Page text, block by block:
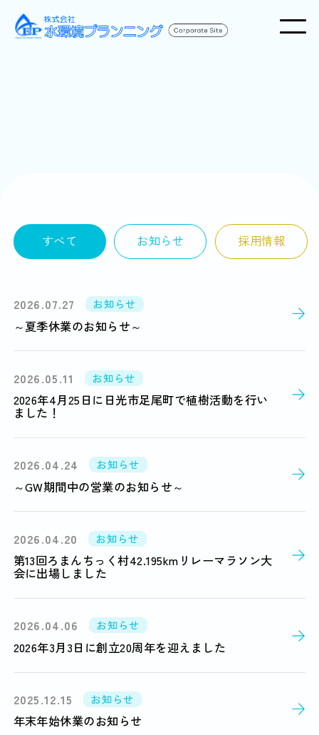
すべて お知らせ 採用情報
2026.07.27 お知らせ
～夏季休業のお知らせ～
2026.05.11 お知らせ
2026年4月25日に日光市足尾町で植樹活動を行い
ました！
2026.04.24 お知らせ
～GW期間中の営業のお知らせ～
2026.04.20 お知らせ
第13回ろまんちっく村42.195kmリレーマラソン大
会に出場しました
2026.04.06 お知らせ
2026年3月3日に創立20周年を迎えました
2025.12.15 お知らせ
年末年始休業のお知らせ